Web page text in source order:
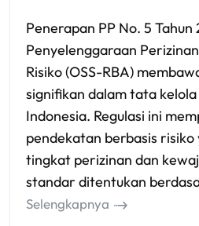
Penerapan PP No. 5
Penyelenggaraan
Risiko (OSS-RBA)
signifikan dalam tata
Indonesia. Regulasi ini
pendekatan berbasis risiko
tingkat perizinan dan
standar ditentukan
Selengkapnya